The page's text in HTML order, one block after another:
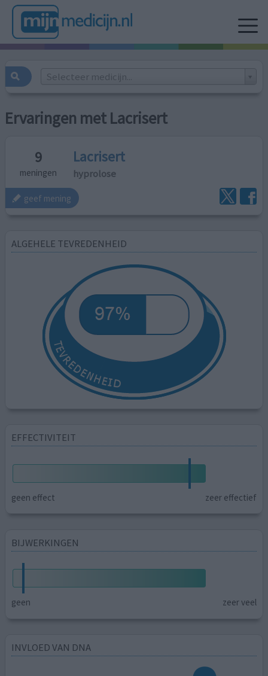
Selecteer medicijn...
Ervaringen met Lacrisert
9
meningen
Lacrisert
hyprolose
geef mening
ALGEHELE TEVREDENHEID
EFFECTIVITEIT
geen effect zeer effectief
BIJWERKINGEN
geen zeer veel
INVLOED VAN DNA